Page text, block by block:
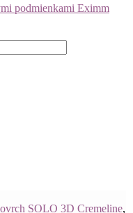
podmienkami Eximm
SOLO 3D Cremeline,